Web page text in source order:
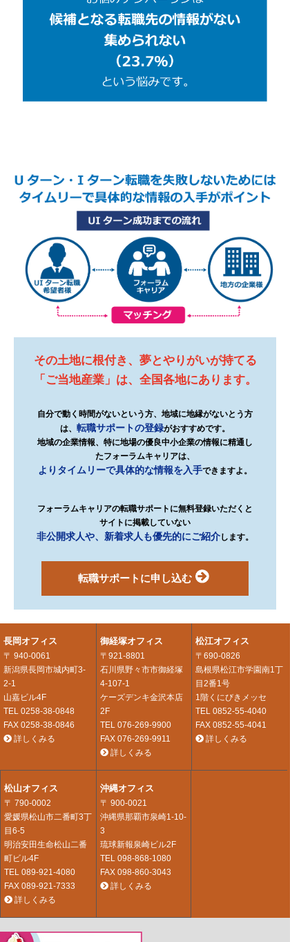
その土地に根付き、夢とやりがいが持てる
「ご当地産業」は、全国各地にあります。
自分で動く時間がないという方、地域に地縁がないとう方
は、 転職サポートの登録がおすすめです。
地域の企業情報、特に地場の優良中小企業の情報に精通し
たフォーラムキャリアは、
よりタイムリーで具体的な情報を入手できますよ。
フォーラムキャリアの転職サポートに無料登録いただくと
サイトに掲載していない
非公開求人や、新着求人も優先的にご紹介します。
転職サポートに申し込む
長岡オフィス
〒 940-0061
新潟県長岡市城内町3-
2-1
山嘉ビル4F
TEL 0258-38-0848
FAX 0258-38-0846
詳しくみる
御経塚オフィス
〒921-8801
石川県野々市市御経塚
4-107-1
ケーズデンキ金沢本店
2F
TEL 076-269-9900
FAX 076-269-9911
詳しくみる
松江オフィス
〒690-0826
島根県松江市学園南1丁
目2番1号
1階くにびきメッセ
TEL0852-55-4040
FAX 0852-55-4041
詳しくみる
松山オフィス
〒 790-0002
愛媛県松山市二番町3丁
目6-5
明治安田生命松山二番
町ビル4F
TEL 089-921-4080
FAX 089-921-7333
詳しくみる
沖縄オフィス
〒 900-0021
沖縄県那覇市泉崎1-10-
3
琉球新報泉崎ビル2F
TEL 098-868-1080
FAX 098-860-3043
詳しくみる